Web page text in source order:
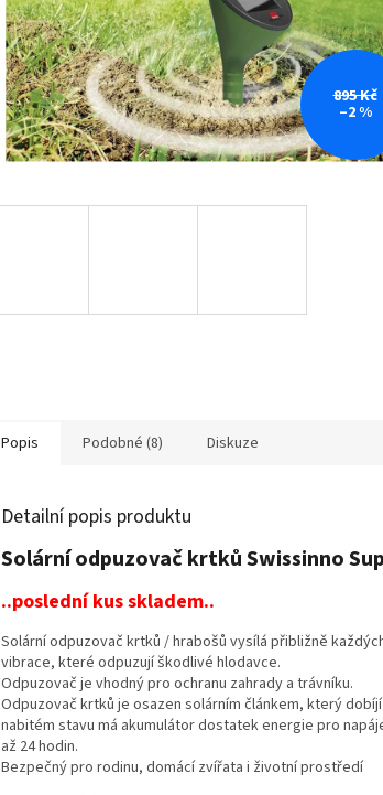
895 Kč
–2 %
Popis Podobné (8) Diskuze
Detailní popis produktu
Solární odpuzovač krtků Swissinno
..poslední kus skladem..
Solární odpuzovač krtků / hrabošů vysílá přibližně
vibrace, které odpuzují škodlivé hlodavce.
Odpuzovač je vhodný pro ochranu zahrady a trávníku.
Odpuzovač krtků je osazen solárním článkem, který
nabitém stavu má akumulátor dostatek energie pro
až 24 hodin.
Bezpečný pro rodinu, domácí zvířata i životní prostředí